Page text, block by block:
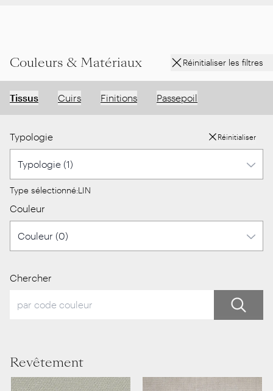
Couleurs & Matériaux Réinitialiser les filtres
Tissus Cuirs Finitions Passepoil
Typologie Réinitialiser
Type sélectionné:LIN
Couleur
Chercher
Revêtement